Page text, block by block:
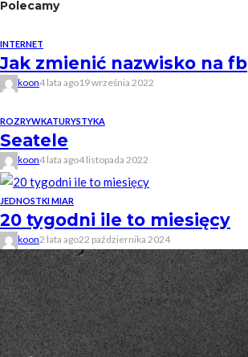
Polecamy
INTERNET
Jak zmienić nazwisko na fb
koon4 lata ago19 września 2022
ROZRYWKATURYSTYKA
Seatele
koon4 lata ago4 listopada 2022
JEDNOSTKI MIAR
20 tygodni ile to miesięcy
koon2 lata ago22 października 2024